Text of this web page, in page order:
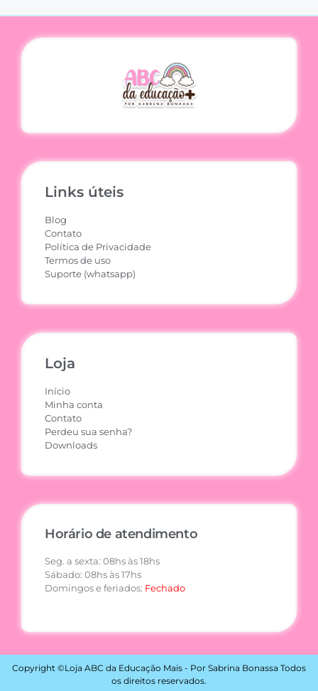
Links úteis
Blog
Contato
Política de Privacidade
Termos de uso
Suporte (whatsapp)
Loja
Início
Minha conta
Contato
Perdeu sua senha?
Downloads
Horário de atendimento
Seg. a sexta: 08hs às 18hs
Sábado: 08hs às 17hs
Domingos e feriados: Fechado
Copyright ©Loja ABC da Educação Mais - Por Sabrina Bonassa Todos
os direitos reservados.